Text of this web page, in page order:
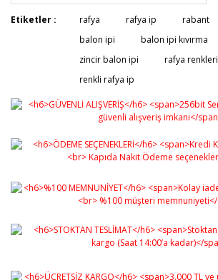
Etiketler : rafya rafya ip rabant
balon ipi
balon ipi kıvırma
zincir balon ipi
rafya renkleri
renkli rafya ip